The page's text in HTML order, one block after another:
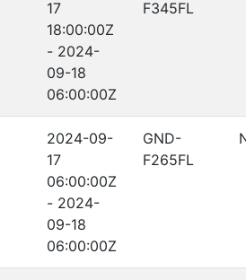
17
18:00:00Z
- 2024-
09-18
06:00:00Z
F345FL
2024-09-
17
06:00:00Z
- 2024-
09-18
06:00:00Z
GND-
F265FL